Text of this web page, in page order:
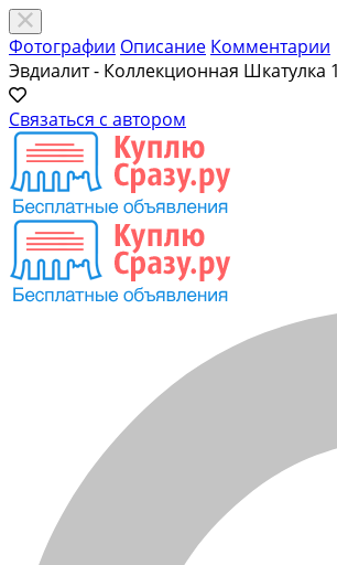
Фотографии Описание Комментарии
Эвдиалит - Коллекционная Шкатулка
Связаться с автором